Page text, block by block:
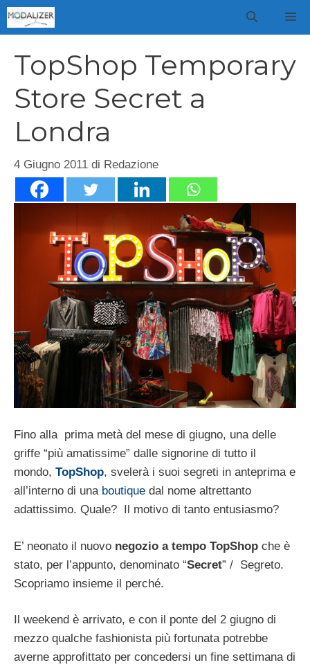
Vai
al
TopShop Temporary
Store Secret a
Londra
4 Giugno 2011 di Redazione
Fino alla prima metà del mese di giugno, una delle
griffe “più amatissime” dalle signorine di tutto il
mondo, TopShop, svelerà i suoi segreti in anteprima e
all’interno di una boutique dal nome altrettanto
adattissimo. Quale? Il motivo di tanto entusiasmo?
E’ neonato il nuovo negozio a tempo TopShop che è
stato, per l’appunto, denominato “Secret” / Segreto.
Scopriamo insieme il perché.
Il weekend è arrivato, e con il ponte del 2 giugno di
mezzo qualche fashionista più fortunata potrebbe
averne approfittato per concedersi un fine settimana di